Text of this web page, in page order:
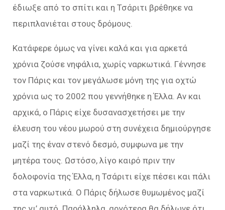
έδιωξε από το σπίτι και η Τσάριτι βρέθηκε να
περιπλανιέται στους δρόμους.
Κατάφερε όμως να γίνει καλά και για αρκετά
χρόνια ζούσε νηφάλια, χωρίς ναρκωτικά. Γέννησε
τον Πάρις και τον μεγάλωσε μόνη της για οχτώ
χρόνια ως το 2002 που γεννήθηκε η Έλλα. Αν και
αρχικά, ο Πάρις είχε δυσανασχετήσει με την
έλευση του νέου μωρού στη συνέχεια δημιούργησε
μαζί της έναν στενό δεσμό, συμφωνα με την
μητέρα τους. Ωστόσο, λίγο καιρό πριν την
δολοφονία της Έλλα, η Τσάριτι είχε πέσει και πάλι
στα ναρκωτικά. Ο Πάρις δήλωσε θυμωμένος μαζί